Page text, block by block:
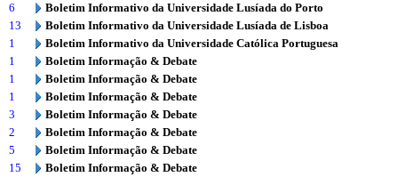
6
Boletim Informativo da Universidade Lusíada do Porto
13
Boletim Informativo da Universidade Lusíada de Lisboa
1
Boletim Informativo da Universidade Católica Portuguesa
1
Boletim Informação & Debate
1
Boletim Informação & Debate
1
Boletim Informação & Debate
3
Boletim Informação & Debate
2
Boletim Informação & Debate
5
Boletim Informação & Debate
15
Boletim Informação & Debate